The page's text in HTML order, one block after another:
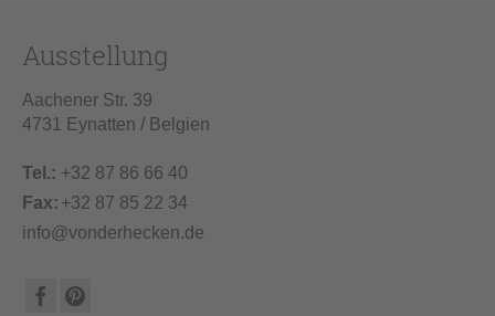
Ausstellung
Aachener Str. 39
4731 Eynatten / Belgien
Tel.: +32 87 86 66 40
Fax: +32 87 85 22 34
info@vonderhecken.de